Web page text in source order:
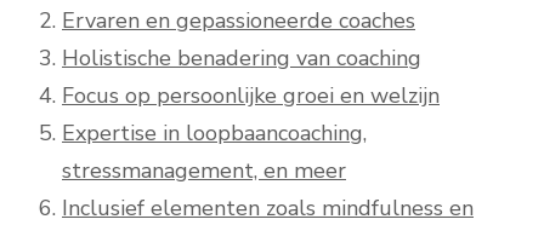
Ervaren en gepassioneerde coaches
Holistische benadering van coaching
Focus op persoonlijke groei en welzijn
Expertise in loopbaancoaching,
stressmanagement, en meer
Inclusief elementen zoals mindfulness en